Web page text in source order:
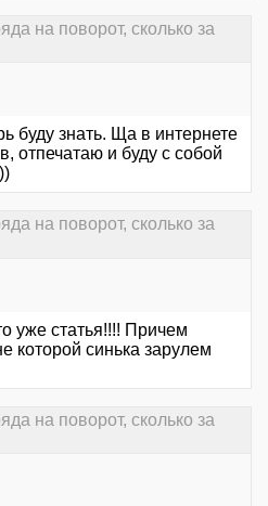
на поворот, сколько за
буду знать. Ща в интернете
отпечатаю и буду с собой
на поворот, сколько за
уже статья!!!! Причем
которой синька зарулем
на поворот, сколько за